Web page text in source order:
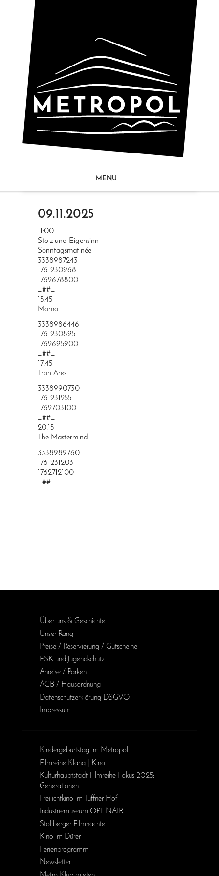
MENU
09.11.2025
11:00
Stolz und Eigensinn
Sonntagsmatinée
3338987243
1761230968
1762678800
_##_
15:45
Momo
3338986446
1761230895
1762695900
_##_
17:45
Tron Ares
3338990730
1761231255
1762703100
_##_
20:15
The Mastermind
3338989760
1761231203
1762712100
_##_
Über uns & Geschichte
Unser Rang
Preise / Reservierung / Gutscheine
FSK und Jugendschutz
Anreise / Parken
AGB / Haus­ordnung
Daten­schutz­erklärung DSGVO
Impressum
Kinder­geburts­tag im Metropol
Filmreihe Klang | Kino
Kulturhauptstadt Filmreihe Fokus 2025:
Generationen
Freilichtkino im Tuffner Hof
Industriemuseum OPENAIR
Stollberger Filmnächte
Kino im Dürer
Ferienprogramm
Newsletter